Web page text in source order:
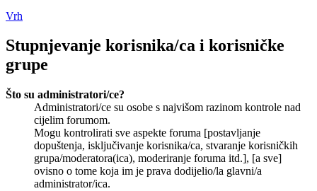
Vrh
Stupnjevanje korisnika/ca i korisničke
grupe
Što su administratori/ce?
Administratori/ce su osobe s najvišom razinom kontrole nad
cijelim forumom.
Mogu kontrolirati sve aspekte foruma [postavljanje
dopuštenja, isključivanje korisnika/ca, stvaranje korisničkih
grupa/moderatora(ica), moderiranje foruma itd.], [a sve]
ovisno o tome koja im je prava dodijelio/la glavni/a
administrator/ica.